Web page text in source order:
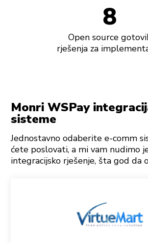
8
Open source
rješenja za
Monri WSPay
sisteme
Jednostavno odaberite e-comm
ćete poslovati, a mi vam nudimo
integracijsko rješenje, šta god da